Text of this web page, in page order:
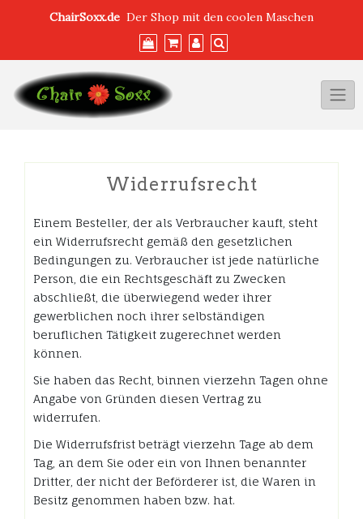
ChairSoxx.de Der Shop mit den coolen Maschen
Widerrufsrecht
Einem Besteller, der als Verbraucher kauft, steht
ein Widerrufsrecht gemäß den gesetzlichen
Bedingungen zu. Verbraucher ist jede natürliche
Person, die ein Rechtsgeschäft zu Zwecken
abschließt, die überwiegend weder ihrer
gewerblichen noch ihrer selbständigen
beruflichen Tätigkeit zugerechnet werden
können.
Sie haben das Recht, binnen vierzehn Tagen ohne
Angabe von Gründen diesen Vertrag zu
widerrufen.
Die Widerrufsfrist beträgt vierzehn Tage ab dem
Tag, an dem Sie oder ein von Ihnen benannter
Dritter, der nicht der Beförderer ist, die Waren in
Besitz genommen haben bzw. hat.